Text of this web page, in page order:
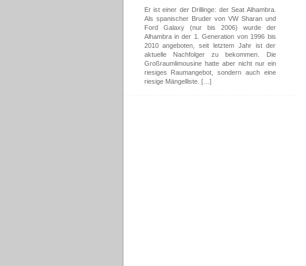
Er ist einer der Drillinge: der Seat Alhambra.
Als spanischer Bruder von VW Sharan und
Ford Galaxy (nur bis 2006) wurde der
Alhambra in der 1. Generation von 1996 bis
2010 angeboten, seit letztem Jahr ist der
aktuelle Nachfolger zu bekommen. Die
Großraumlimousine hatte aber nicht nur ein
riesiges Raumangebot, sondern auch eine
riesige Mängelliste. […]